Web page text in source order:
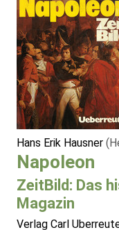
Hans Erik Hausner
Napoleon
ZeitBild: Das
Magazin
Verlag Carl